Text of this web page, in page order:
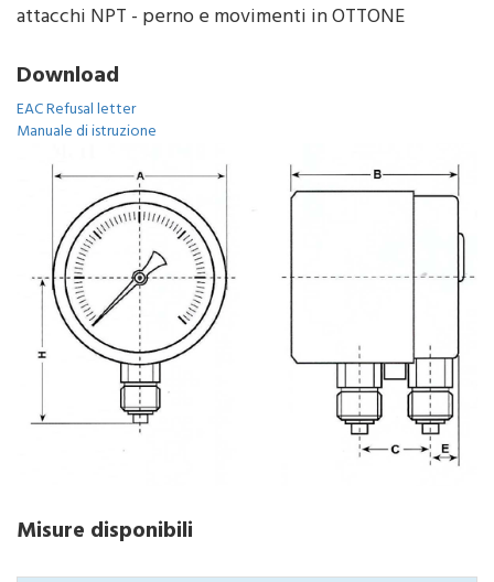
attacchi NPT - perno e movimenti in OTTONE
Download
EAC Refusal letter
Manuale di istruzione
Misure disponibili